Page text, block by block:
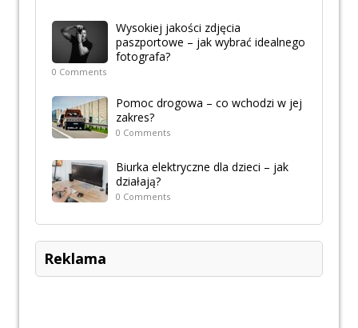
Wysokiej jakości zdjęcia
paszportowe – jak wybrać idealnego
fotografa?
0 Comments
Pomoc drogowa – co wchodzi w jej
zakres?
0 Comments
Biurka elektryczne dla dzieci – jak
działają?
0 Comments
Reklama